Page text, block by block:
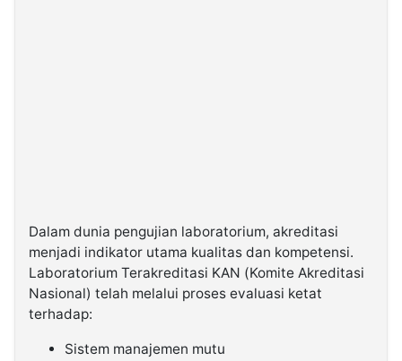
Dalam dunia pengujian laboratorium, akreditasi
menjadi indikator utama kualitas dan kompetensi.
Laboratorium Terakreditasi KAN (Komite Akreditasi
Nasional) telah melalui proses evaluasi ketat
terhadap:
Sistem manajemen mutu